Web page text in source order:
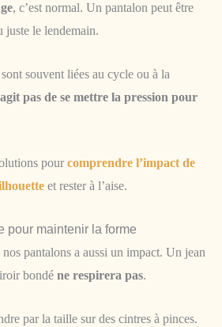
, c’est normal. Un pantalon peut être
juste le lendemain.
souvent liées au cycle ou à la
pas de se mettre la pression pour
pour comprendre l’impact de
et rester à l’aise.
pour maintenir la forme
pantalons a aussi un impact. Un jean
bondé ne respirera pas.
par la taille sur des cintres à pinces.